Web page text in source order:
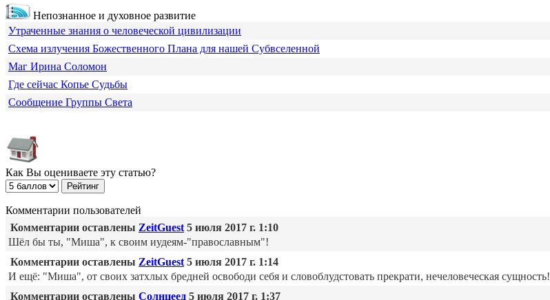
Непознанное и духовное развитие
Утраченные знания о человеческой цивилизации
Схема излучения Божественного Плана для нашей Субвселенной
Маг Ирина Соломон
Где сейчас Копье Судьбы
Сообщение Группы Света
Как Вы оцениваете эту статью?
Комментарии пользователей
Комментарии оставлены ZeitGuest 5 июля 2017 г. 1:10
Шёл бы ты, "Миша", к своим иудеям-"православным"!
Комментарии оставлены ZeitGuest 5 июля 2017 г. 1:14
И ещё: "Миша", от своих затхлых бредней освободи себя и словоблудстовать прекрати, нечеловеческая сущность!
Комментарии оставлены Солнцеед 5 июля 2017 г. 1:37